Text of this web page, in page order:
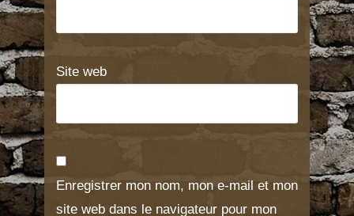
Site web
Enregistrer mon nom, mon e-mail et mon
site web dans le navigateur pour mon